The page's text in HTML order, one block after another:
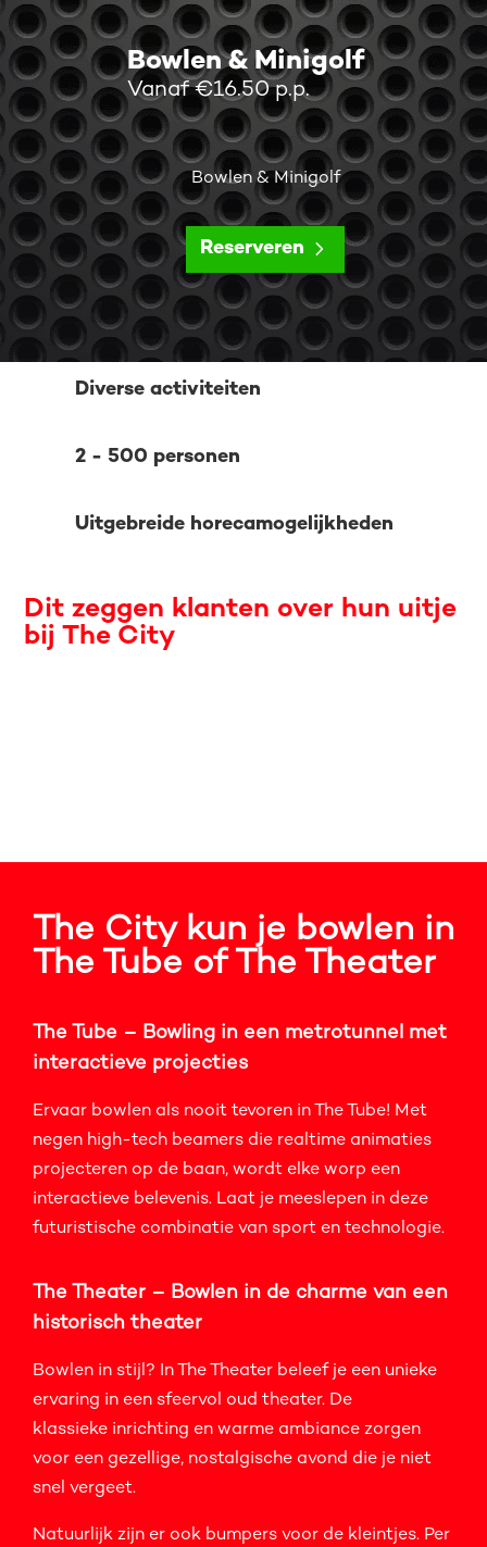
Bowlen & Minigolf
Vanaf €16.50 p.p.
Bowlen & Minigolf
Reserveren
Diverse activiteiten
2 - 500 personen
Uitgebreide horecamogelijkheden
Dit zeggen klanten over hun uitje
bij The City
The City kun je bowlen in
The Tube of The Theater
The Tube – Bowling in een metrotunnel met
interactieve projecties
Ervaar bowlen als nooit tevoren in The Tube! Met
negen high-tech beamers die realtime animaties
projecteren op de baan, wordt elke worp een
interactieve belevenis. Laat je meeslepen in deze
futuristische combinatie van sport en technologie.
The Theater – Bowlen in de charme van een
historisch theater
Bowlen in stijl? In The Theater beleef je een unieke
ervaring in een sfeervol oud theater. De
klassieke inrichting en warme ambiance zorgen
voor een gezellige, nostalgische avond die je niet
snel vergeet.
Natuurlijk zijn er ook bumpers voor de kleintjes. Per